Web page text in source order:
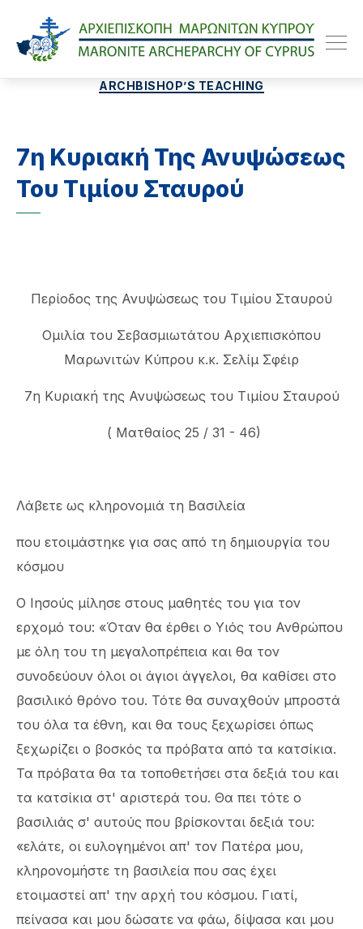
Categories
ARCHBISHOP’S TEACHING
7η Κυριακή Της Ανυψώσεως
Του Τιμίου Σταυρού
Περίοδος της Ανυψώσεως του Τιμίου Σταυρού
Ομιλία του Σεβασμιωτάτου Αρχιεπισκόπου
Μαρωνιτών Κύπρου κ.κ. Σελίμ Σφέιρ
7η Κυριακή της Ανυψώσεως του Τιμίου Σταυρού
( Ματθαίος 25 / 31 - 46)
Λάβετε ως κληρονομιά τη Βασιλεία
που ετοιμάστηκε για σας από τη δημιουργία του
κόσμου
Ο Ιησούς μίλησε στους μαθητές του για τον
ερχομό του: «Όταν θα έρθει ο Υιός του Ανθρώπου
με όλη του τη μεγαλοπρέπεια και θα τον
συνοδεύουν όλοι οι άγιοι άγγελοι, θα καθίσει στο
βασιλικό θρόνο του. Τότε θα συναχθούν μπροστά
του όλα τα έθνη, και θα τους ξεχωρίσει όπως
ξεχωρίζει ο βοσκός τα πρόβατα από τα κατσίκια.
Τα πρόβατα θα τα τοποθετήσει στα δεξιά του και
τα κατσίκια στ' αριστερά του. Θα πει τότε ο
βασιλιάς σ' αυτούς που βρίσκονται δεξιά του:
«ελάτε, οι ευλογημένοι απ' τον Πατέρα μου,
κληρονομήστε τη βασιλεία που σας έχει
ετοιμαστεί απ' την αρχή του κόσμου. Γιατί,
πείνασα και μου δώσατε να φάω, δίψασα και μου